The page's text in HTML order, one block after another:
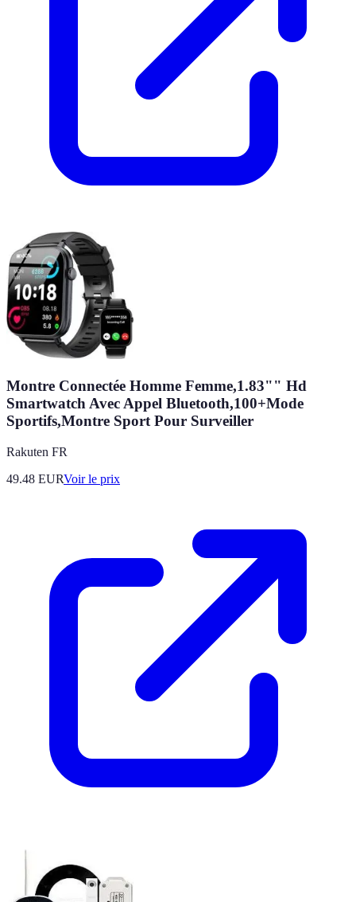
Montre Connectée Homme Femme,1.83"" Hd
Smartwatch Avec Appel Bluetooth,100+Mode
Sportifs,Montre Sport Pour Surveiller
Rakuten FR
49.48 EURVoir le prix